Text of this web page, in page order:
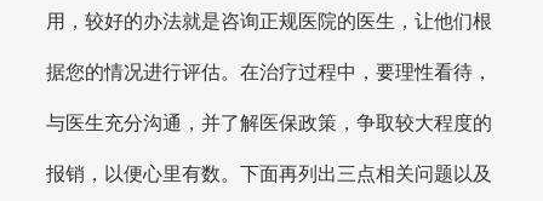
用，较好的办法就是咨询正规医院的医生，让他们根
据您的情况进行评估。在治疗过程中，要理性看待，
与医生充分沟通，并了解医保政策，争取较大程度的
报销，以便心里有数。下面再列出三点相关问题以及